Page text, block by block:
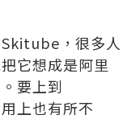
，很多人
它想成是阿里
要上到
上也有所不